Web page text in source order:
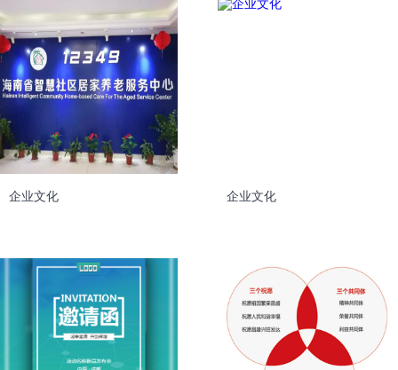
企业文化 企业文化